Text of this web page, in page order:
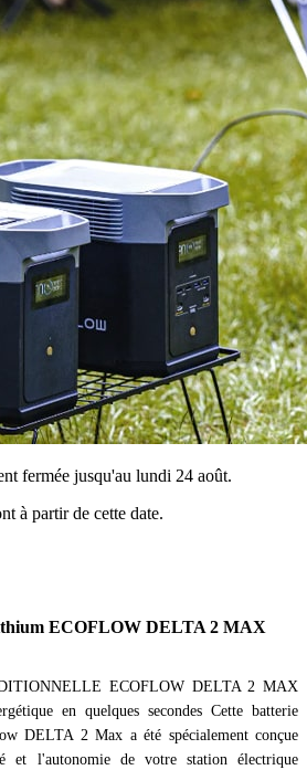
fermée jusqu'au lundi 24 août.
à partir de cette date.
ECOFLOW DELTA 2 MAX
ECOFLOW DELTA 2 MAX
en quelques secondes Cette batterie
DELTA 2 Max a été spécialement conçue
et l'autonomie de votre station électrique